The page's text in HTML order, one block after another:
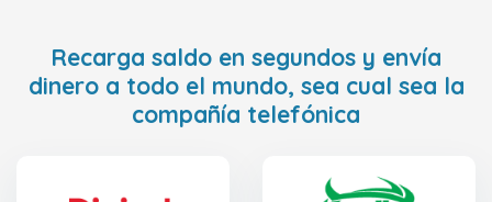
Recarga saldo en segundos y envía
dinero a todo el mundo, sea cual sea la
compañía telefónica